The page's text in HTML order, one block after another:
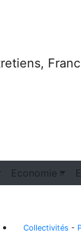
Economie
Collectivités -